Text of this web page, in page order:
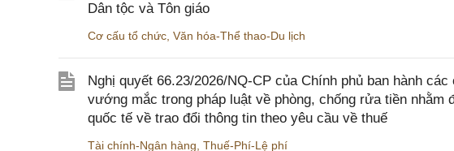
Dân tộc và Tôn giáo
Cơ cấu tổ chức Văn hóa-Thể thao-Du lịch
Nghị quyết 66.23/2026/NQ-CP của Chính phủ ban hành
vướng mắc trong pháp luật về phòng, chống rửa tiền
quốc tế về trao đổi thông tin theo yêu cầu về thuế
Tài chính-Ngân hàng Thuế-Phí-Lệ phí